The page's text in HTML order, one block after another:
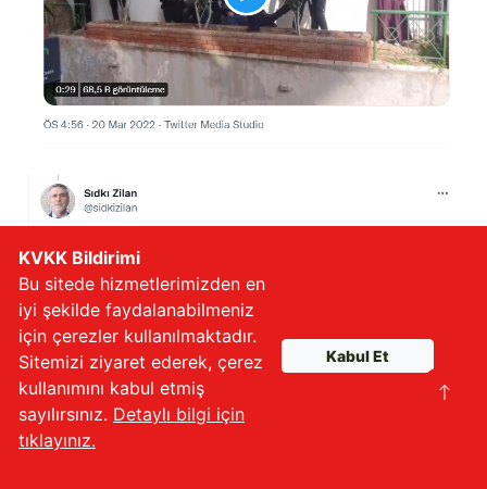
KVKK Bildirimi
Bu sitede hizmetlerimizden en
iyi şekilde faydalanabilmeniz
için çerezler kullanılmaktadır.
Sitemizi ziyaret ederek, çerez
kullanımını kabul etmiş
sayılırsınız. Detaylı bilgi için
tıklayınız.
Kabul Et